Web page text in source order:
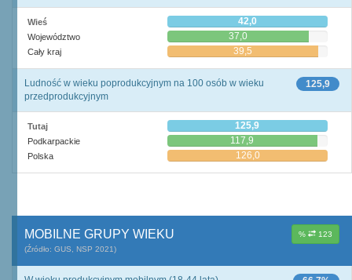
Wieś 42,0
Województwo 37,0
Cały kraj 39,5
125,9
Ludność w wieku poprodukcyjnym na 100 osób w wieku
przedprodukcyjnym
Tutaj 125,9
Podkarpackie 117,9
Polska 126,0
% 123
MOBILNE GRUPY WIEKU
(Źródło: GUS, NSP 2021)